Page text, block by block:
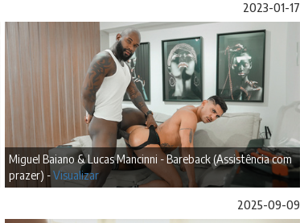
2023-01-17
Miguel Baiano & Lucas Mancinni - Bareback (Assistência com
prazer) -Visualizar
2025-09-09